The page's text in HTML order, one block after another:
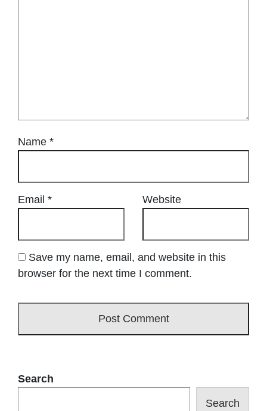
Name *
Email * Website
Save my name, email, and website in this
browser for the next time I comment.
Search
Search